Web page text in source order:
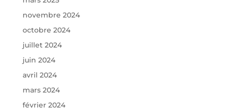
novembre 2024
octobre 2024
juillet 2024
juin 2024
avril 2024
mars 2024
février 2024